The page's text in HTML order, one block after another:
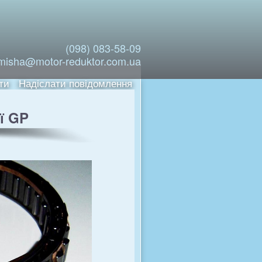
(098) 083-58-09
reduktor.com.ua
Надіслати повідомлення
GP